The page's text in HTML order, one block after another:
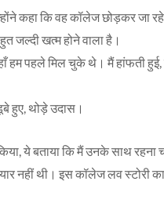
कहा कि वह कॉलेज छोड़कर जा
जल्दी खत्म होने वाला है।
हम पहले मिल चुके थे। मैं हांफती हुई,
हुए, थोड़े उदास।
ये बताया कि मैं उनके साथ रहना
नहीं थी। इस कॉलेज लव स्टोरी का